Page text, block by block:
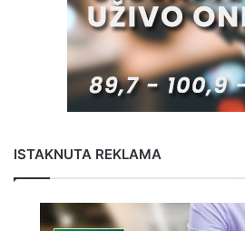
ISTAKNUTA REKLAMA